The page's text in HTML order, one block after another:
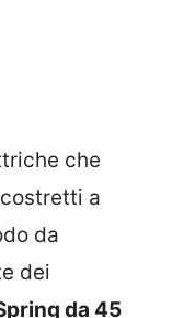
che
a
da
dei
da 45